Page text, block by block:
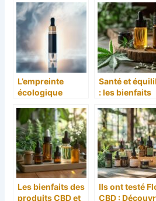
l’anxiété et
l’insomnie
l’association
entre vape et
CBD pour les
débutants
L’empreinte
écologique
Smoking Free –
CBD Antony : un
choix éthique
pour arrêter de
fumer
Santé et
: les bienfaits
CBD
grâce aux
produits pas
chers de Flora
CBD
Les bienfaits des
produits CBD et
Ils ont testé
CBD :